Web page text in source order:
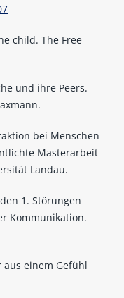
child. The Free
und ihre Peers.
bei Menschen
Masterarbeit
Landau.
1. Störungen
Kommunikation.
aus einem Gefühl